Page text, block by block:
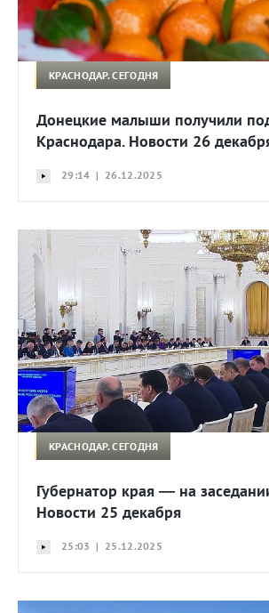
КРАСНОДАР. СЕГОДНЯ
Донецкие малыши получили
Краснодара. Новости 26
29:14 | 26.12.2025
КРАСНОДАР. СЕГОДНЯ
Губернатор края — на
Новости 25 декабря
25:03 | 25.12.2025